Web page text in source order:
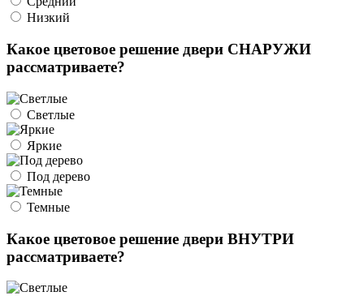
Низкий
Какое цветовое решение двери СНАРУЖИ
рассматриваете?
Светлые
Яркие
Под дерево
Темные
Какое цветовое решение двери ВНУТРИ
рассматриваете?